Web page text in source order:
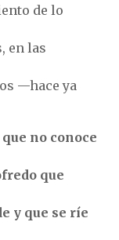
de lo
en las
—hace ya
no conoce
que
y que se ríe